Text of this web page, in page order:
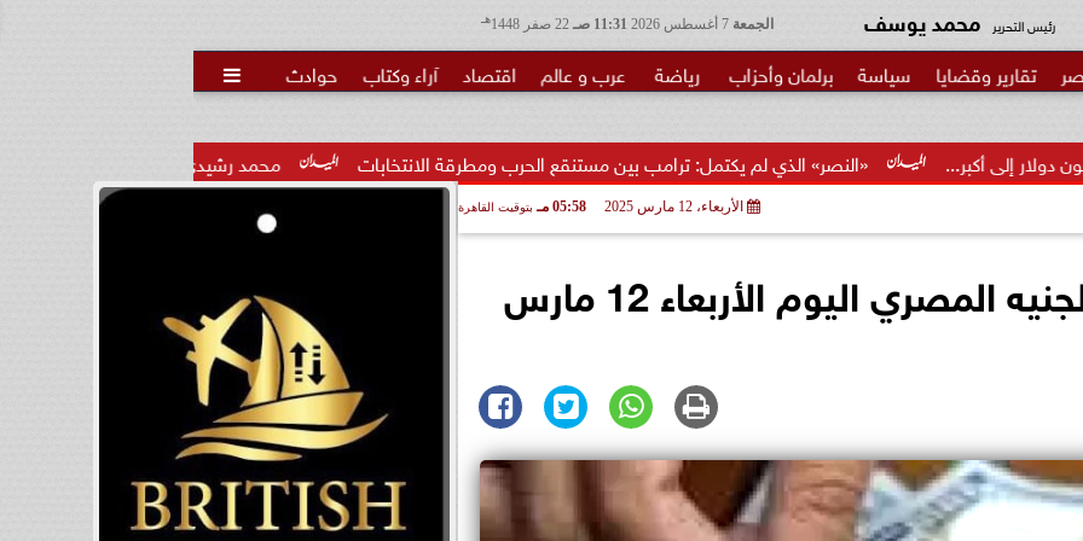
الجمعة 11:31 صـ هـ رئيس التحرير محمد يوسف
تقارير وقضايا سياسة برلمان وأحزاب رياضة عرب و عالم اقتصاد آراء وكتاب حوادث 
محمد رشيدي: لقاء الرئيس السيسي وملك البحرين يؤكد «النصر» الذي لم يكتمل: ترامب بين مستنقع الحرب ومطرقة الانتخابات
الأربعاء، 12 مارس 2025 05:58 مـ بتوقيت القاهرة
استقرار سعر الدولار مقابل الجنيه المصري اليوم الأربعاء 12 مارس